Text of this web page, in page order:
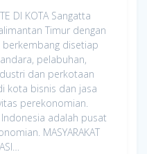
DI KOTA Sangatta
Timur dengan
disetiap
pelabuhan,
dan perkotaan
kota bisnis dan jasa
perekonomian.
adalah pusat
MASYARAKAT